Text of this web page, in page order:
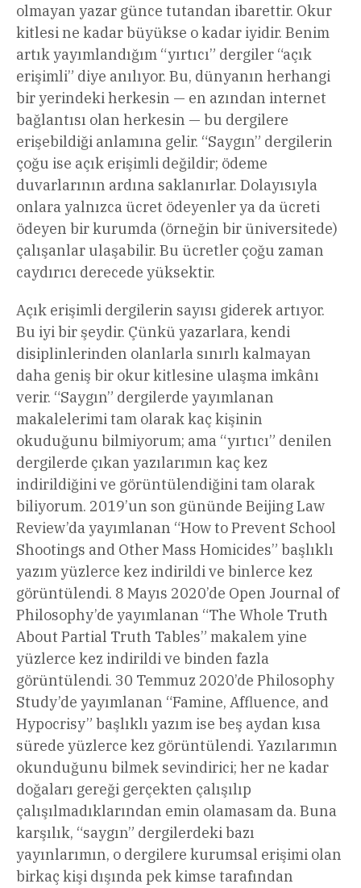
olmayan yazar günce tutandan ibarettir. Okur
kitlesi ne kadar büyükse o kadar iyidir. Benim
artık yayımlandığım “yırtıcı” dergiler “açık
erişimli” diye anılıyor. Bu, dünyanın herhangi
bir yerindeki herkesin — en azından internet
bağlantısı olan herkesin — bu dergilere
erişebildiği anlamına gelir. “Saygın” dergilerin
çoğu ise açık erişimli değildir; ödeme
duvarlarının ardına saklanırlar. Dolayısıyla
onlara yalnızca ücret ödeyenler ya da ücreti
ödeyen bir kurumda (örneğin bir üniversitede)
çalışanlar ulaşabilir. Bu ücretler çoğu zaman
caydırıcı derecede yüksektir.
Açık erişimli dergilerin sayısı giderek artıyor.
Bu iyi bir şeydir. Çünkü yazarlara, kendi
disiplinlerinden olanlarla sınırlı kalmayan
daha geniş bir okur kitlesine ulaşma imkânı
verir. “Saygın” dergilerde yayımlanan
makalelerimi tam olarak kaç kişinin
okuduğunu bilmiyorum; ama “yırtıcı” denilen
dergilerde çıkan yazılarımın kaç kez
indirildiğini ve görüntülendiğini tam olarak
biliyorum. 2019’un son gününde Beijing Law
Review’da yayımlanan “How to Prevent School
Shootings and Other Mass Homicides” başlıklı
yazım yüzlerce kez indirildi ve binlerce kez
görüntülendi. 8 Mayıs 2020’de Open Journal of
Philosophy’de yayımlanan “The Whole Truth
About Partial Truth Tables” makalem yine
yüzlerce kez indirildi ve binden fazla
görüntülendi. 30 Temmuz 2020’de Philosophy
Study’de yayımlanan “Famine, Affluence, and
Hypocrisy” başlıklı yazım ise beş aydan kısa
sürede yüzlerce kez görüntülendi. Yazılarımın
okunduğunu bilmek sevindirici; her ne kadar
doğaları gereği gerçekten çalışılıp
çalışılmadıklarından emin olamasam da. Buna
karşılık, “saygın” dergilerdeki bazı
yayınlarımın, o dergilere kurumsal erişimi olan
birkaç kişi dışında pek kimse tarafından